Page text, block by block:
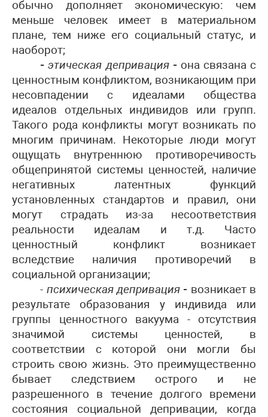
обычно дополняет экономическую: чем
меньше человек имеет в материальном
плане, тем ниже его социальный статус, и
наоборот;
-этическая депривация- она связана с
ценностным конфликтом, возникающим при
несовпадении с идеалами общества
идеалов отдельных индивидов или групп.
Такого рода конфликты могут возникать по
многим причинам. Некоторые люди могут
ощущать внутреннюю противоречивость
общепринятой системы ценностей, наличие
негативных латентных функций
установленных стандартов и правил, они
могут страдать из-за несоответствия
реальности идеалам и т.д. Часто
ценностный конфликт возникает
вследствие наличия противоречий в
социальной организации;
- психическая депривация- возникает в
результате образования у индивида или
группы ценностного вакуума - отсутствия
значимой системы ценностей, в
соответствии с которой они могли бы
строить свою жизнь. Это преимущественно
бывает следствием острого и не
разрешенного в течение долгого времени
состояния социальной депривации, когда